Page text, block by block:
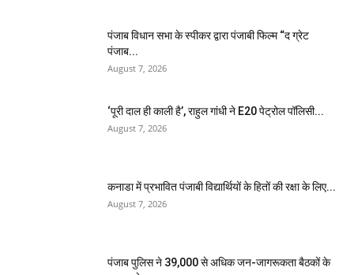
पंजाब विधान सभा के स्पीकर द्वारा पंजाबी फिल्म “द ग्रेट
पंजाब...
August 7, 2026
‘पूरी दाल ही काली है’, राहुल गांधी ने E20 पेट्रोल पॉलिसी...
August 7, 2026
कनाडा में प्रभावित पंजाबी विद्यार्थियों के हितों की रक्षा के लिए...
August 7, 2026
पंजाब पुलिस ने 39,000 से अधिक जन-जागरूकता बैठकों के